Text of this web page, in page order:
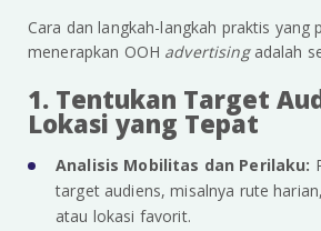
Cara dan langkah-langkah praktis yang
menerapkan OOH advertising adalah
1. Tentukan Target
Lokasi yang Tepat
Analisis Mobilitas dan Perilaku:
target audiens, misalnya rute
atau lokasi favorit.